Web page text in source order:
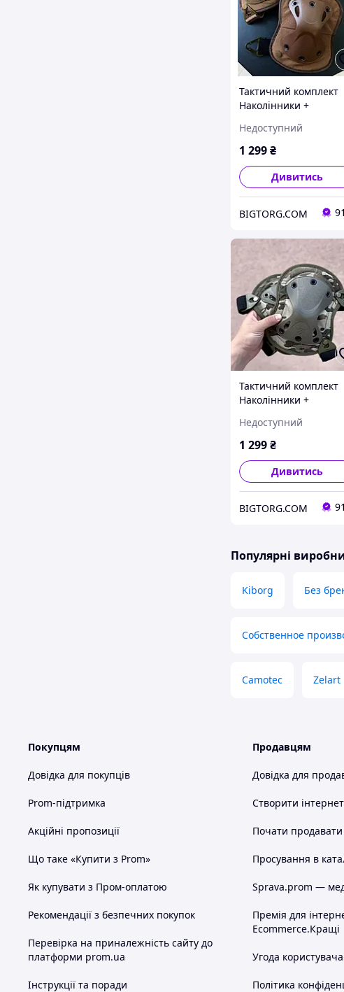
Тактичний комплект
Наколінники +
пластику FH 77
(Коричневий)
Недоступний
1 299₴
Дивитись
BIGTORG.COM
Тактичний комплект
Наколінники +
пластику FH 77
(Мультикам)
Недоступний
1 299₴
Дивитись
BIGTORG.COM
Популярні
Kiborg Без
Собственное
Camotec Zelart
Покупцям
Довідка для покупців
Prom-підтримка
Акційні пропозиції
Що таке «Купити з Prom»
Як купувати з Пром-оплатою
Рекомендації з безпечних покупок
Перевірка на приналежність сайту до
платформи prom.ua
Інструкції та поради
Продавцям
Довідка для
Створити
Почати
Просування в
Sprava.prom —
Премія для
Ecommerce.Кращі
Угода користувача
Політика